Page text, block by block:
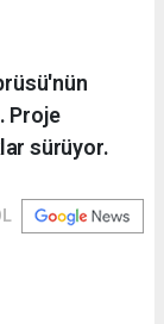
Proje
sürüyor.